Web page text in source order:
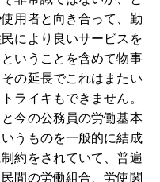
用者と向き合って、勤
により良いサービスを
いうことを含めて物事
の延長でこれはまたい
ライキもできません。
今の公務員の労働基本
うものを一般的に結成
約をされていて、普遍
間の労働組合、労使関